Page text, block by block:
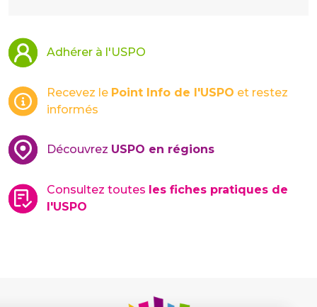
Adhérer à l'USPO
Recevez le Point Info de l'USPO et restez
informés
Découvrez USPO en régions
Consultez toutes les fiches pratiques de
l'USPO